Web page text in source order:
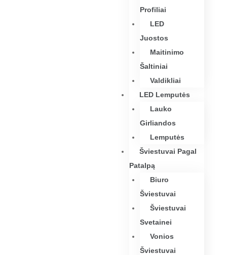
Profiliai
LED
Juostos
Maitinimo
Šaltiniai
Valdikliai
LED Lemputės
Lauko
Girliandos
Lemputės
Šviestuvai Pagal
Patalpą
Biuro
Šviestuvai
Šviestuvai
Svetainei
Vonios
Šviestuvai